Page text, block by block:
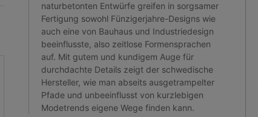
naturbetonten Entwürfe greifen in sorgsamer
Fertigung sowohl Fünzigerjahre-Designs wie
auch eine von Bauhaus und Industriedesign
beeinflusste, also zeitlose Formensprachen
auf. Mit gutem und kundigem Auge für
durchdachte Details zeigt der schwedische
Hersteller, wie man abseits ausgetrampelter
Pfade und unbeeinflusst von kurzlebigen
Modetrends eigene Wege finden kann.